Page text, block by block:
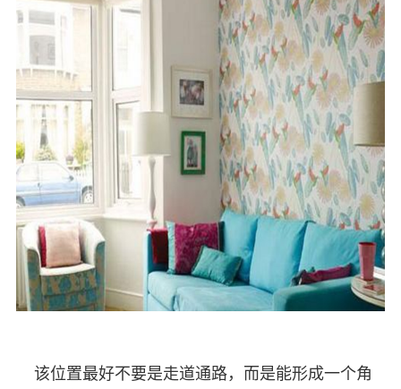
该位置最好不要是走道通路，而是能形成一个角